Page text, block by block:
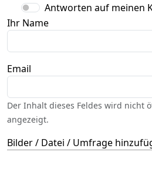
Antworten auf meinen
Ihr Name
Email
Der Inhalt dieses Feldes wird nicht
angezeigt.
Bilder / Datei / Umfrage